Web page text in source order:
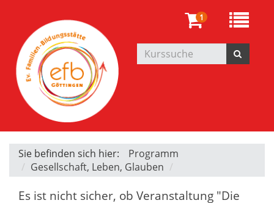
1
Sie befinden sich hier:
Programm
Gesellschaft, Leben, Glauben
Es ist nicht sicher, ob Veranstaltung "Die